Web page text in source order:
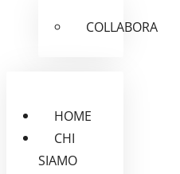
COLLABORA
HOME
CHI
SIAMO